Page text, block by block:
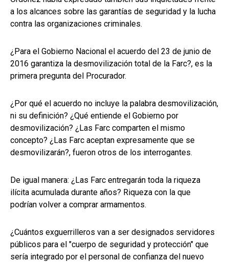
a los alcances sobre las garantías de seguridad y la lucha
contra las organizaciones criminales.
¿Para el Gobierno Nacional el acuerdo del 23 de junio de
2016 garantiza la desmovilización total de la Farc?, es la
primera pregunta del Procurador.
¿Por qué el acuerdo no incluye la palabra desmovilización,
ni su definición? ¿Qué entiende el Gobierno por
desmovilización? ¿Las Farc comparten el mismo
concepto? ¿Las Farc aceptan expresamente que se
desmovilizarán?, fueron otros de los interrogantes.
De igual manera: ¿Las Farc entregarán toda la riqueza
ilícita acumulada durante años? Riqueza con la que
podrían volver a comprar armamentos.
¿Cuántos exguerrilleros van a ser designados servidores
públicos para el "cuerpo de seguridad y protección" que
sería integrado por el personal de confianza del nuevo